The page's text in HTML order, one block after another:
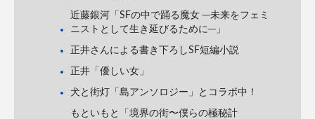
近藤銀河「SFの中で踊る魔女 ─未来をフェミ
ニストとして生き延びるために─」
正井さんによる書き下ろしSF短編小説
正井「優しい女」
犬と街灯「島アンソロジー」とコラボ中！
もといもと「境界の街〜僕らの極秘計